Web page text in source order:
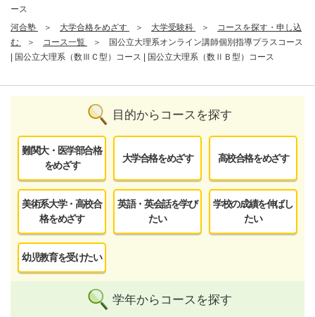
ース
河合塾
大学合格をめざす 大学受験科
コースを探す・申し込
む
コース一覧
国公立大理系オンライン講師個別指導プラスコース
| 国公立大理系（数ⅢＣ型）コース | 国公立大理系（数ⅡＢ型）コース
目的からコースを探す
難関大・医学部合格
をめざす
大学合格をめざす 高校合格をめざす
美術系大学・高校合
格をめざす
英語・英会話を学び
たい
学校の成績を伸ばし
たい
幼児教育を受けたい
学年からコースを探す